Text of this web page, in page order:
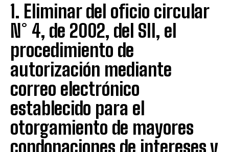
1. Eliminar del oficio circular
N° 4, de 2002, del SII, el
procedimiento de
autorización mediante
correo electrónico
establecido para el
otorgamiento de mayores
condonaciones de intereses y